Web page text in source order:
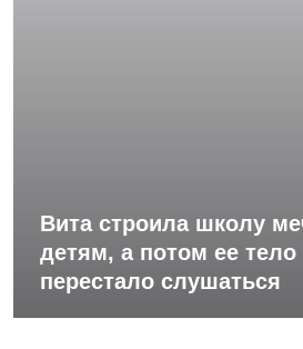
Вита строила школу
детям, а потом ее тело
перестало слушаться